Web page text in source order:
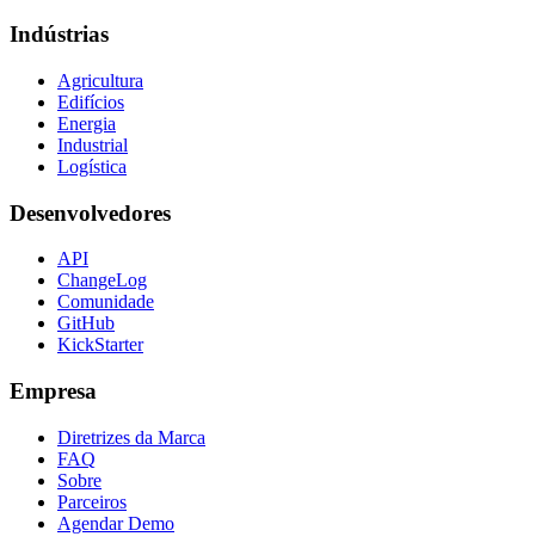
Indústrias
Agricultura
Edifícios
Energia
Industrial
Logística
Desenvolvedores
API
ChangeLog
Comunidade
GitHub
KickStarter
Empresa
Diretrizes da Marca
FAQ
Sobre
Parceiros
Agendar Demo